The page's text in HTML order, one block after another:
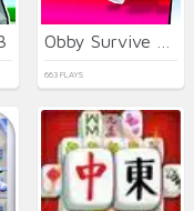
663 PLAYS